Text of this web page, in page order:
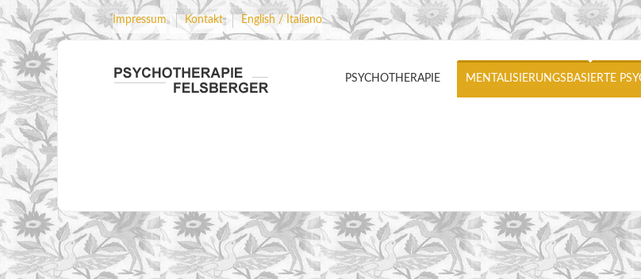
Impressum Kontakt English / Italiano
PSYCHOTHERAPIE MENTALISIERUNGSBASIERTE